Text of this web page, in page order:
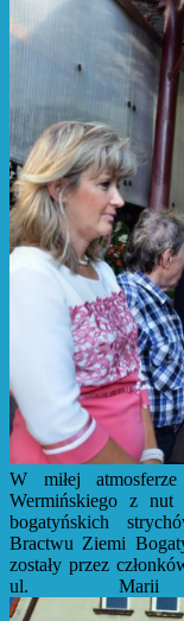
W miłej
Wermińskiego z nut
bogatyńskich
Bractwu Ziemi
zostały przez
ul. Marii